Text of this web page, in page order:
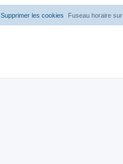
Fuseau horaire sur
Supprimer les cookies